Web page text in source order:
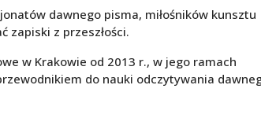
dawnego pisma, miłośników kunsztu
zapiski z przeszłości.
w Krakowie od 2013 r., w jego ramach
do nauki odczytywania